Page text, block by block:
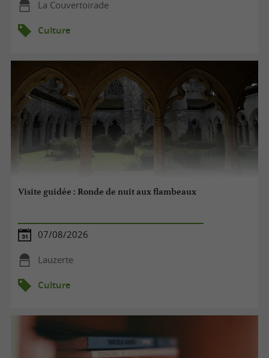
La Couvertoirade
Culture
Visite guidée : Ronde de nuit aux flambeaux
07/08/2026
Lauzerte
Culture